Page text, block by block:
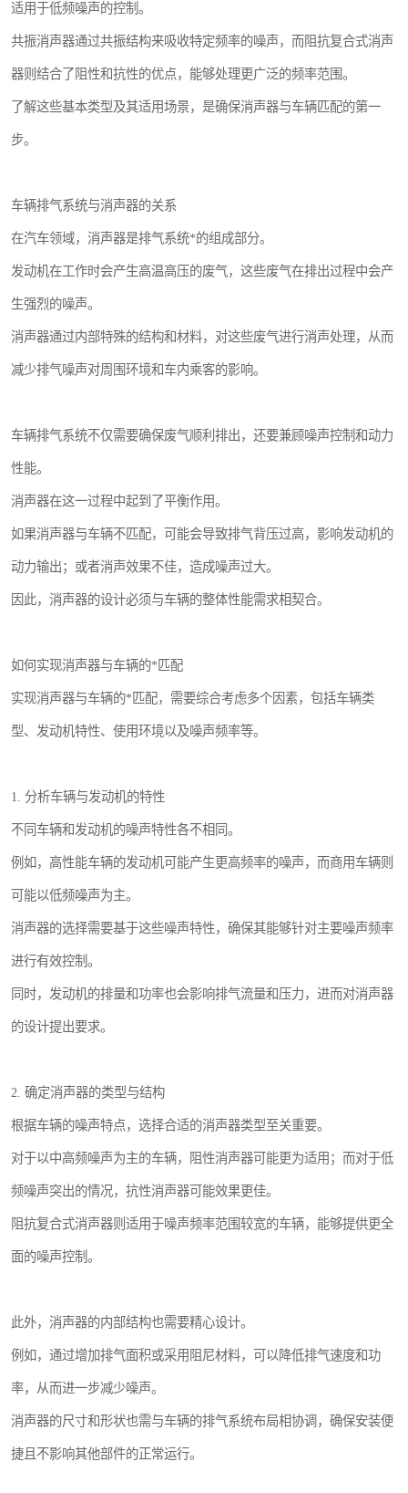
适用于低频噪声的控制。
共振消声器通过共振结构来吸收特定频率的噪声，而阻抗复合式消声
器则结合了阻性和抗性的优点，能够处理更广泛的频率范围。
了解这些基本类型及其适用场景，是确保消声器与车辆匹配的第一
步。
车辆排气系统与消声器的关系
在汽车领域，消声器是排气系统*的组成部分。
发动机在工作时会产生高温高压的废气，这些废气在排出过程中会产
生强烈的噪声。
消声器通过内部特殊的结构和材料，对这些废气进行消声处理，从而
减少排气噪声对周围环境和车内乘客的影响。
车辆排气系统不仅需要确保废气顺利排出，还要兼顾噪声控制和动力
性能。
消声器在这一过程中起到了平衡作用。
如果消声器与车辆不匹配，可能会导致排气背压过高，影响发动机的
动力输出；或者消声效果不佳，造成噪声过大。
因此，消声器的设计必须与车辆的整体性能需求相契合。
如何实现消声器与车辆的*匹配
实现消声器与车辆的*匹配，需要综合考虑多个因素，包括车辆类
型、发动机特性、使用环境以及噪声频率等。
1. 分析车辆与发动机的特性
不同车辆和发动机的噪声特性各不相同。
例如，高性能车辆的发动机可能产生更高频率的噪声，而商用车辆则
可能以低频噪声为主。
消声器的选择需要基于这些噪声特性，确保其能够针对主要噪声频率
进行有效控制。
同时，发动机的排量和功率也会影响排气流量和压力，进而对消声器
的设计提出要求。
2. 确定消声器的类型与结构
根据车辆的噪声特点，选择合适的消声器类型至关重要。
对于以中高频噪声为主的车辆，阻性消声器可能更为适用；而对于低
频噪声突出的情况，抗性消声器可能效果更佳。
阻抗复合式消声器则适用于噪声频率范围较宽的车辆，能够提供更全
面的噪声控制。
此外，消声器的内部结构也需要精心设计。
例如，通过增加排气面积或采用阻尼材料，可以降低排气速度和功
率，从而进一步减少噪声。
消声器的尺寸和形状也需与车辆的排气系统布局相协调，确保安装便
捷且不影响其他部件的正常运行。